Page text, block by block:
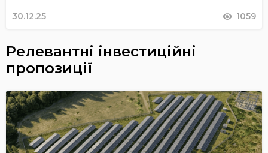
30.12.25 1059
Релевантні інвестиційні
пропозиції